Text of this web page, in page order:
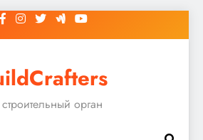
орган